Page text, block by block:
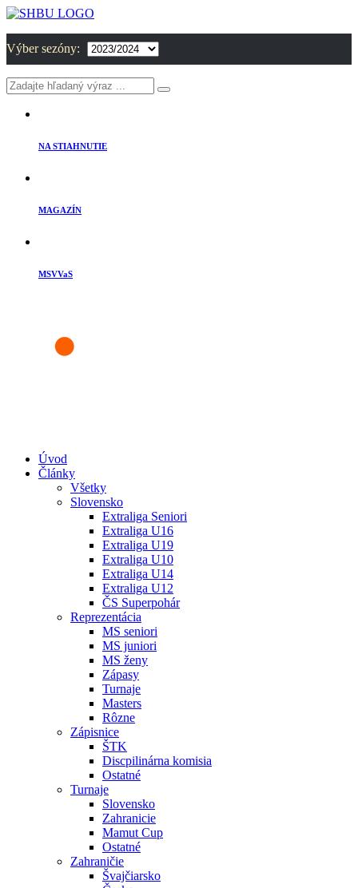
Výber sezóny:
NA STIAHNUTIE
MAGAZÍN
MSVVaS
Úvod
Články
Všetky
Slovensko
Extraliga Seniori
Extraliga U16
Extraliga U19
Extraliga U10
Extraliga U14
Extraliga U12
ČS Superpohár
Reprezentácia
MS seniori
MS juniori
MS ženy
Zápasy
Turnaje
Masters
Rôzne
Zápisnice
ŠTK
Discpilinárna komisia
Ostatné
Turnaje
Slovensko
Zahranicie
Mamut Cup
Ostatné
Zahraničie
Švajčiarsko